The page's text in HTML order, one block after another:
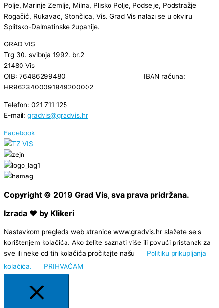
Polje, Marinje Zemlje, Milna, Plisko Polje, Podselje, Podstražje,
Rogačić, Rukavac, Stončica, Vis. Grad Vis nalazi se u okviru
Splitsko-Dalmatinske županije.
GRAD VIS
Trg 30. svibnja 1992. br.2
21480 Vis
OIB: 76486299480 IBAN računa:
HR9623400091849200002
Telefon: 021 711 125
E-mail: gradvis@gradvis.hr
Facebook
Copyright © 2019 Grad Vis, sva prava pridržana.
Izrada ❤ by Klikeri
Nastavkom pregleda web stranice www.gradvis.hr slažete se s
korištenjem kolačića. Ako želite saznati više ili povući pristanak za
sve ili neke od tih kolačića pročitajte našu
Politiku prikupljanja
kolačića.
PRIHVAĆAM